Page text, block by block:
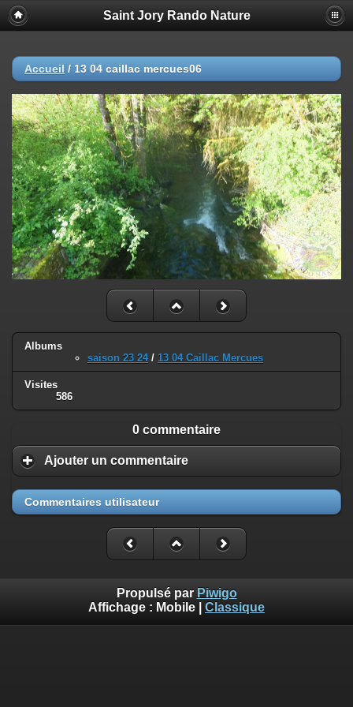
Saint Jory Rando Nature
Accueil / 13 04 caillac mercues06
Albums
saison 23 24/ 13 04 Caillac Mercues
Visites
586
0 commentaire
Ajouter un commentaire
Commentaires utilisateur
Propulsé par Piwigo
Affichage : Mobile Classique